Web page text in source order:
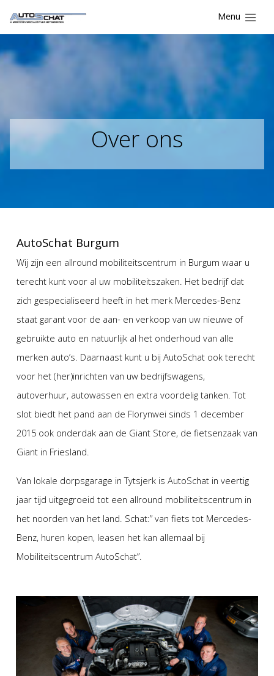
Menu
Over ons
AutoSchat Burgum
Wij zijn een allround mobiliteitscentrum in Burgum waar u
terecht kunt voor al uw mobiliteitszaken. Het bedrijf dat
zich gespecialiseerd heeft in het merk Mercedes-Benz
staat garant voor de aan- en verkoop van uw nieuwe of
gebruikte auto en natuurlijk al het onderhoud van alle
merken auto’s. Daarnaast kunt u bij AutoSchat ook terecht
voor het (her)inrichten van uw bedrijfswagens,
autoverhuur, autowassen en extra voordelig tanken. Tot
slot biedt het pand aan de Florynwei sinds 1 december
2015 ook onderdak aan de Giant Store, de fietsenzaak van
Giant in Friesland.
Van lokale dorpsgarage in Tytsjerk is AutoSchat in veertig
jaar tijd uitgegroeid tot een allround mobiliteitscentrum in
het noorden van het land. Schat:” van fiets tot Mercedes-
Benz, huren kopen, leasen het kan allemaal bij
Mobiliteitscentrum AutoSchat”.